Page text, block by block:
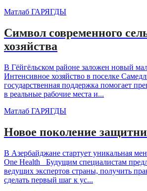
Матлаб ГАРЯГДЫ
Символ современного
хозяйства
В Гёйгёльском районе заложен новый
Интенсивное хозяйство в поселке
государственная поддержка помогает
в реальные рабочие места и...
Матлаб ГАРЯГДЫ
Новое поколение
В Азербайджане стартует уникальная
One Health Будущим специалистам
ведущих экспертов страны, получить
сделать первый шаг к ус...